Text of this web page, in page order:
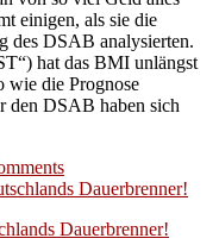
einigen, als sie die
des DSAB analysierten.
hat das BMI unlängst
wie die Prognose
den DSAB haben sich
Dauerbrenner!